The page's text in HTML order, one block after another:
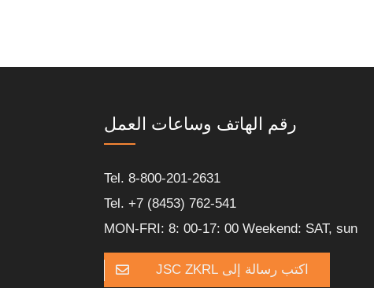
رقم الهاتف وساعات العمل
Tel. 8-800-201-2631
Tel. +7 (8453) 762-541
MON-FRI: 8: 00-17: 00 Weekend: SAT, sun
اكتب رسالة إلى JSC ZKRL